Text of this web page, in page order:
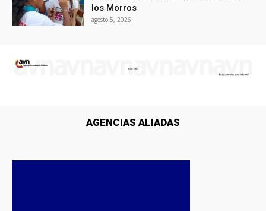
los Morros
agosto 5, 2026
AGENCIAS ALIADAS